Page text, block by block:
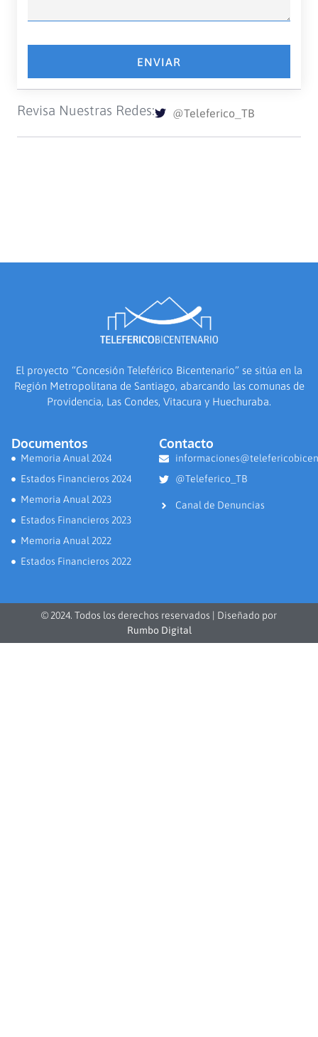
ENVIAR
Revisa Nuestras Redes: @Teleferico_TB
El proyecto “Concesión Teleférico Bicentenario” se sitúa en la
Región Metropolitana de Santiago, abarcando las comunas de
Providencia, Las Condes, Vitacura y Huechuraba.
Documentos
Memoria Anual 2024
Estados Financieros 2024
Memoria Anual 2023
Estados Financieros 2023
Memoria Anual 2022
Estados Financieros 2022
Contacto
@Teleferico_TB
Canal de Denuncias
© 2024. Todos los derechos reservados | Diseñado por
Rumbo Digital